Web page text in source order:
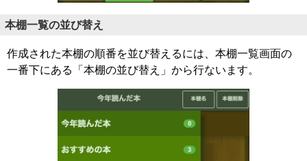
本棚一覧の並び替え
作成された本棚の順番を並び替えるには、本棚一覧画面の
一番下にある「本棚の並び替え」から行ないます。